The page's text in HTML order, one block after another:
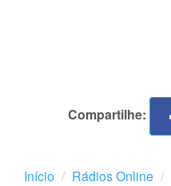
Compartilhe:
Início Rádios Online